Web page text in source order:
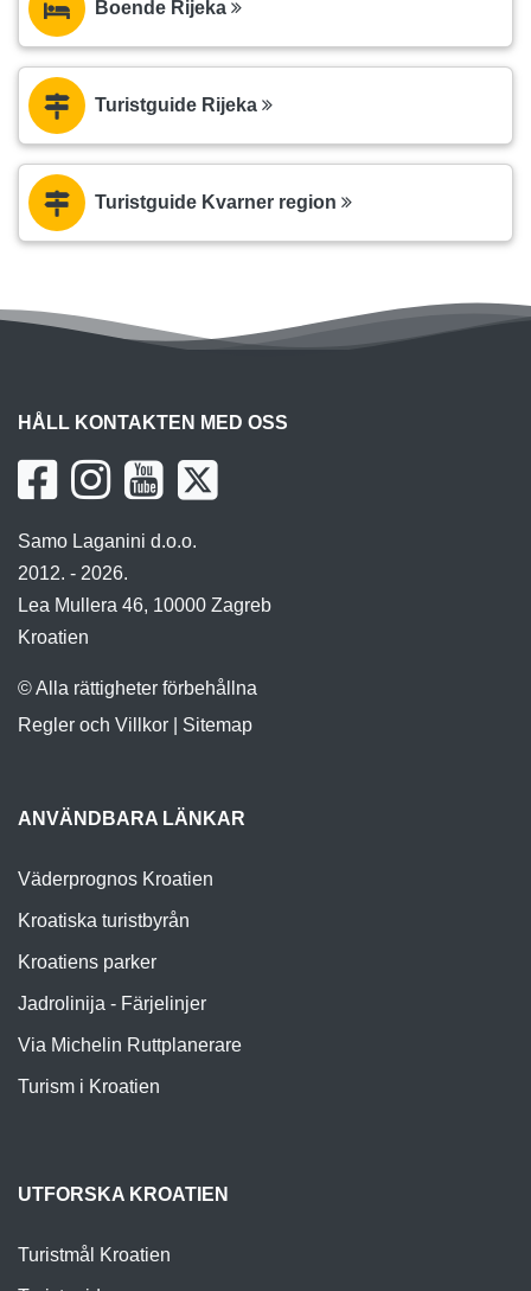
Boende Rijeka
Turistguide Rijeka
Turistguide Kvarner region
HÅLL KONTAKTEN MED OSS
Samo Laganini d.o.o.
2012. - 2026.
Lea Mullera 46, 10000 Zagreb
Kroatien
© Alla rättigheter förbehållna
Regler och Villkor
Sitemap
ANVÄNDBARA LÄNKAR
Väderprognos Kroatien
Kroatiska turistbyrån
Kroatiens parker
Jadrolinija - Färjelinjer
Via Michelin Ruttplanerare
Turism i Kroatien
UTFORSKA KROATIEN
Turistmål Kroatien